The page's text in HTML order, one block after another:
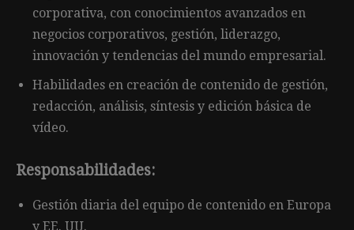
corporativa, con conocimientos avanzados en
negocios corporativos, gestión, liderazgo,
innovación y tendencias del mundo empresarial.
Habilidades en creación de contenido de gestión,
redacción, análisis, síntesis y edición básica de
vídeo.
Responsabilidades:
Gestión diaria del equipo de contenido en Europa
y EE. UU.